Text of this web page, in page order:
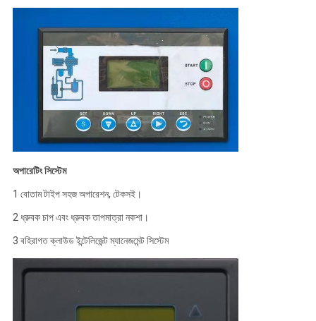
অপারেটিং সিস্টেম
1 বোতাম টাইপ সহজ অপারেশন, টেকসই।
2 ধ্রুবক চাপ এবং ধ্রুবক তাপমাত্রা নকশা।
3 বহিরাগত ক্লাউড ইন্টেলিজেন্ট ম্যানেজমেন্ট সিস্টেম